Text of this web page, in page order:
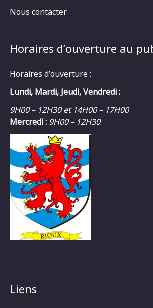
Nous contacter
Horaires d’ouverture au
Horaires d’ouverture :
Lundi, Mardi, Jeudi, Vendredi :
9H00 – 12H30 et 14H00 – 17H00
Mercredi : 9H00 – 12H30
Liens